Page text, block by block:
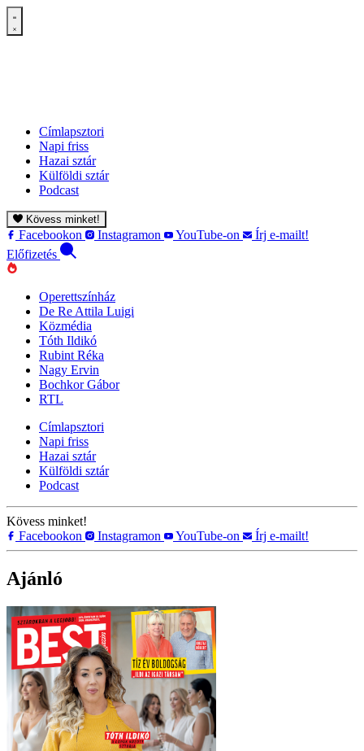
Címlapsztori
Napi friss
Hazai sztár
Külföldi sztár
Podcast
Kövess minket!
Facebookon Instagramon YouTube-on
Írj e-mailt!
Előfizetés
Operettszínház
De Re Attila Luigi
Közmédia
Tóth Ildikó
Rubint Réka
Nagy Ervin
Bochkor Gábor
RTL
Címlapsztori
Napi friss
Hazai sztár
Külföldi sztár
Podcast
Kövess minket!
Facebookon
Instagramon YouTube-on Írj e-mailt!
Ajánló